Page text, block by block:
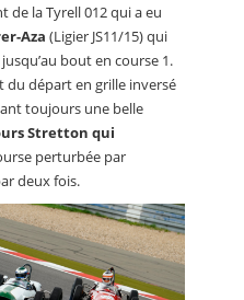
de la Tyrell 012 qui a eu
Aza (Ligier JS11/15) qui
bout en course 1.
du départ en grille inversé
toujours une belle
Stretton qui
perturbée par
deux fois.